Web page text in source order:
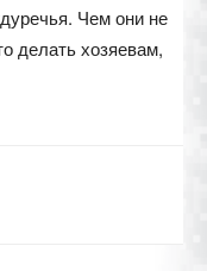
Чем они не
делать хозяевам,